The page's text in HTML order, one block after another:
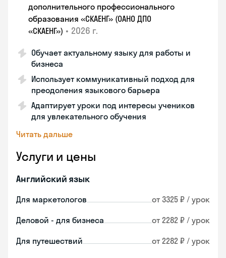
дополнительного профессионального
образования «СКАЕНГ» (ОАНО ДПО
«СКАЕНГ») • 2026 г.
Обучает актуальному языку для работы и
бизнеса
Использует коммуникативный подход для
преодоления языкового барьера
Адаптирует уроки под интересы учеников
для увлекательного обучения
Читать дальше
Услуги и цены
Английский язык
Для маркетологов от 3325 ₽ / урок
Деловой - для бизнеса от 2282 ₽ / урок
Для путешествий от 2282 ₽ / урок